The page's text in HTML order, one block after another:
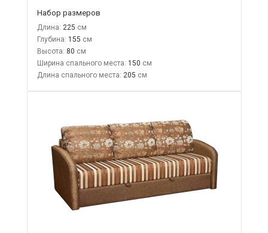
Набор размеров
Длина: 225
Глубина: 155
Высота: 80
Ширина спального места: 150
Длина спального места: 205